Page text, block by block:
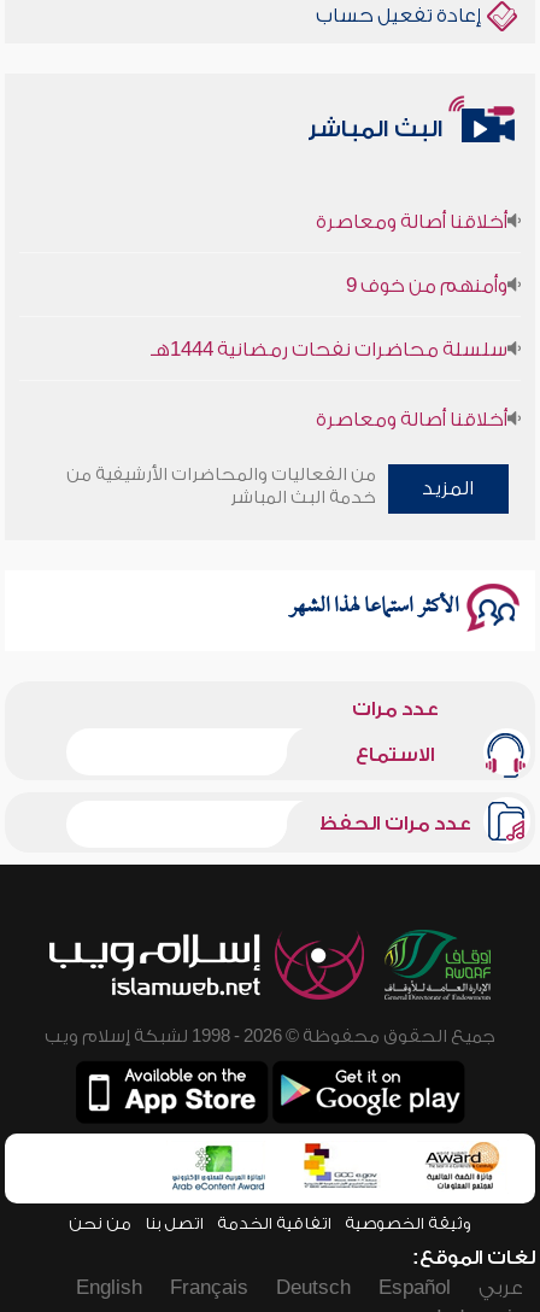
إعادة تفعيل حساب
البث المباشر
أخلاقنا أصالة ومعاصرة
وأمنهم من خوف 9
سلسلة محاضرات نفحات رمضانية 1444هـ
أخلاقنا أصالة ومعاصرة
وأمنهم من خوف 9
المزيد
من الفعاليات والمحاضرات الأرشيفية من
خدمة البث المباشر
الأكثر استماعا لهذا الشهر
عدد مرات
الاستماع
عدد مرات الحفظ
جميع الحقوق محفوظة © 2026 - 1998 لشبكة إسلام ويب
وثيقة الخصوصية اتفاقية الخدمة اتصل بنا من نحن
لغات الموقع:
عربي
Español
Deutsch
Français
English